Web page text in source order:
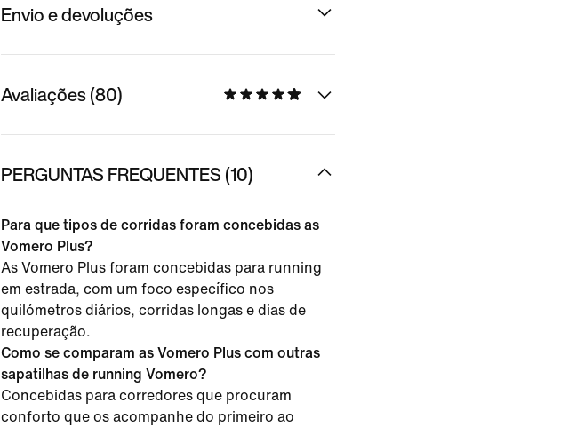
Envio e devoluções
Avaliações (80)
PERGUNTAS FREQUENTES (10)
Para que tipos de corridas foram concebidas as
Vomero Plus?
As Vomero Plus foram concebidas para running
em estrada, com um foco específico nos
quilómetros diários, corridas longas e dias de
recuperação.
Como se comparam as Vomero Plus com outras
sapatilhas de running Vomero?
Concebidas para corredores que procuram
conforto que os acompanhe do primeiro ao